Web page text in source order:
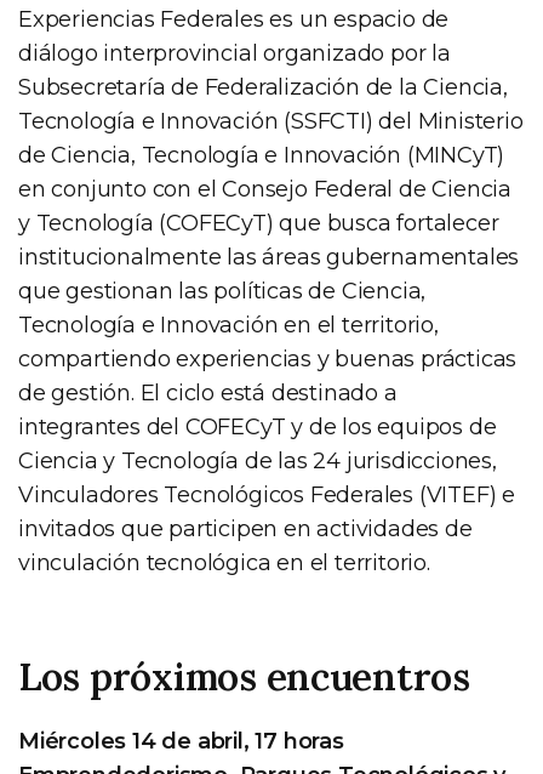
Experiencias Federales es un espacio de
diálogo interprovincial organizado por la
Subsecretaría de Federalización de la Ciencia,
Tecnología e Innovación (SSFCTI) del Ministerio
de Ciencia, Tecnología e Innovación (MINCyT)
en conjunto con el Consejo Federal de Ciencia
y Tecnología (COFECyT) que busca fortalecer
institucionalmente las áreas gubernamentales
que gestionan las políticas de Ciencia,
Tecnología e Innovación en el territorio,
compartiendo experiencias y buenas prácticas
de gestión. El ciclo está destinado a
integrantes del COFECyT y de los equipos de
Ciencia y Tecnología de las 24 jurisdicciones,
Vinculadores Tecnológicos Federales (VITEF) e
invitados que participen en actividades de
vinculación tecnológica en el territorio.
Los próximos encuentros
Miércoles 14 de abril, 17 horas